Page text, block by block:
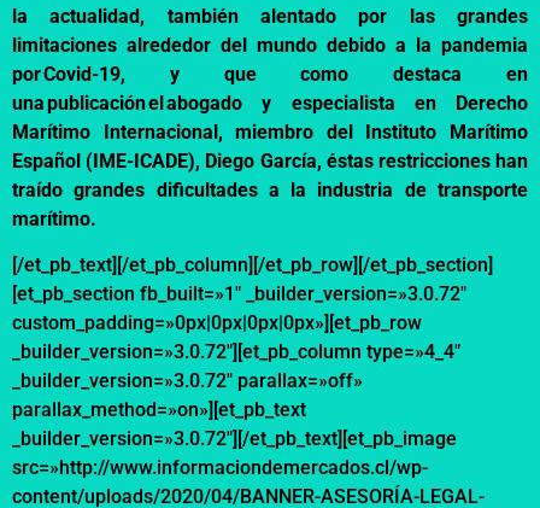
la actualidad, también alentado por las grandes
limitaciones alrededor del mundo debido a la pandemia
por Covid-19, y que como destaca en
unapublicaciónel abogado y especialista en Derecho
Marítimo Internacional, miembro del Instituto Marítimo
Español (IME-ICADE), Diego García, éstas restricciones han
traído grandes dificultades a la industria de transporte
marítimo.
[/et_pb_text][/et_pb_column][/et_pb_row][/et_pb_section]
[et_pb_section fb_built=»1″ _builder_version=»3.0.72″
custom_padding=»0px|0px|0px|0px»][et_pb_row
_builder_version=»3.0.72″][et_pb_column type=»4_4″
_builder_version=»3.0.72″ parallax=»off»
parallax_method=»on»][et_pb_text
_builder_version=»3.0.72″][/et_pb_text][et_pb_image
src=»http://www.informaciondemercados.cl/wp-
content/uploads/2020/04/BANNER-ASESORÍA-LEGAL-